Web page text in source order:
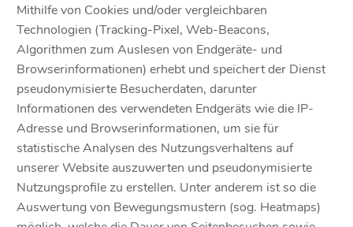
Mithilfe von Cookies und/oder vergleichbaren
Technologien (Tracking-Pixel, Web-Beacons,
Algorithmen zum Auslesen von Endgeräte- und
Browserinformationen) erhebt und speichert der Dienst
pseudonymisierte Besucherdaten, darunter
Informationen des verwendeten Endgeräts wie die IP-
Adresse und Browserinformationen, um sie für
statistische Analysen des Nutzungsverhaltens auf
unserer Website auszuwerten und pseudonymisierte
Nutzungsprofile zu erstellen. Unter anderem ist so die
Auswertung von Bewegungsmustern (sog. Heatmaps)